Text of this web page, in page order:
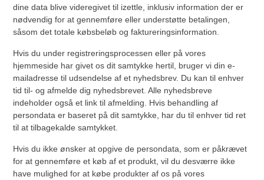
dine data blive videregivet til izettle, inklusiv information der er
nødvendig for at gennemføre eller understøtte betalingen,
såsom det totale købsbeløb og faktureringsinformation.
Hvis du under registreringsprocessen eller på vores
hjemmeside har givet os dit samtykke hertil, bruger vi din e-
mailadresse til udsendelse af et nyhedsbrev. Du kan til enhver
tid til- og afmelde dig nyhedsbrevet. Alle nyhedsbreve
indeholder også et link til afmelding. Hvis behandling af
persondata er baseret på dit samtykke, har du til enhver tid ret
til at tilbagekalde samtykket.
Hvis du ikke ønsker at opgive de persondata, som er påkrævet
for at gennemføre et køb af et produkt, vil du desværre ikke
have mulighed for at købe produkter af os på vores